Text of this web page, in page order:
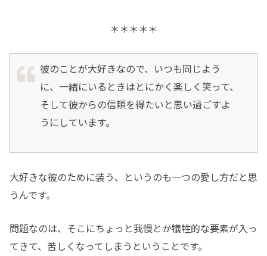
＊＊＊＊＊
彼のことが大好きなので、いつも同じよう
に、一緒にいるときはとにかく楽しく笑って、
そして彼からの信頼を得たいと思い過ごすよ
うにしています。
大好きな彼のために装う、というのも一つの愛し方だと思
うんです。
問題なのは、そこにちょっと我慢とか犠牲的な要素が入っ
てきて、苦しくなってしまうということです。